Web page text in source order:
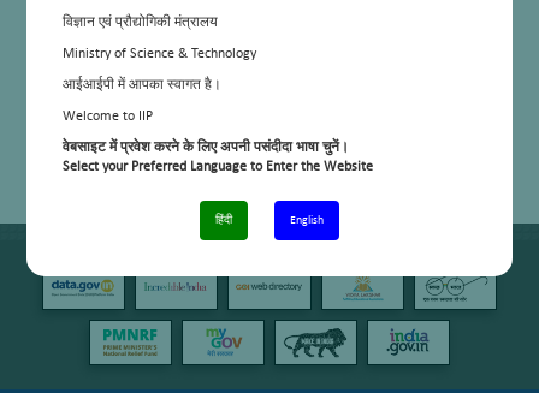
विज्ञान एवं प्रौद्योगिकी मंत्रालय
Ministry of Science & Technology
आईआईपी में आपका स्वागत है।
Welcome to IIP
वेबसाइट में प्रवेश करने के लिए अपनी पसंदीदा भाषा चुनें।
Select your Preferred Language to Enter the Website
हिंदी English